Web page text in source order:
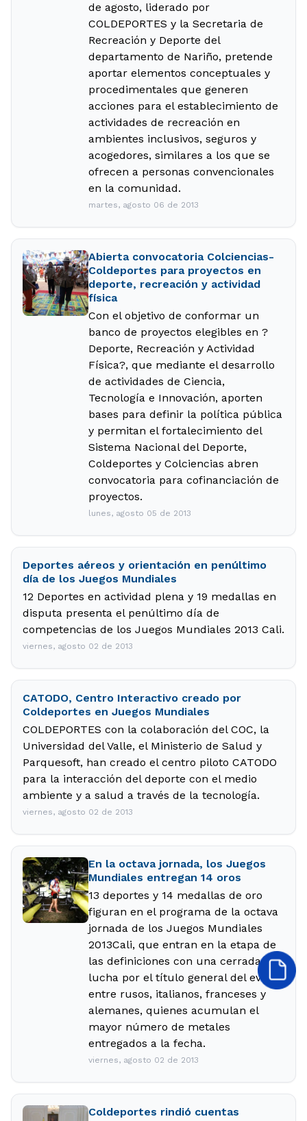
de agosto, liderado por
COLDEPORTES y la Secretaria de
Recreación y Deporte del
departamento de Nariño, pretende
aportar elementos conceptuales y
procedimentales que generen
acciones para el establecimiento de
actividades de recreación en
ambientes inclusivos, seguros y
acogedores, similares a los que se
ofrecen a personas convencionales
en la comunidad.
martes, agosto 06 de 2013
Abierta convocatoria Colciencias-
Coldeportes para proyectos en
deporte, recreación y actividad
física
Con el objetivo de conformar un
banco de proyectos elegibles en ?
Deporte, Recreación y Actividad
Física?, que mediante el desarrollo
de actividades de Ciencia,
Tecnología e Innovación, aporten
bases para definir la política pública
y permitan el fortalecimiento del
Sistema Nacional del Deporte,
Coldeportes y Colciencias abren
convocatoria para cofinanciación de
proyectos.
lunes, agosto 05 de 2013
Deportes aéreos y orientación en penúltimo
día de los Juegos Mundiales
12 Deportes en actividad plena y 19 medallas en
disputa presenta el penúltimo día de
competencias de los Juegos Mundiales 2013 Cali.
viernes, agosto 02 de 2013
CATODO, Centro Interactivo creado por
Coldeportes en Juegos Mundiales
COLDEPORTES con la colaboración del COC, la
Universidad del Valle, el Ministerio de Salud y
Parquesoft, han creado el centro piloto CATODO
para la interacción del deporte con el medio
ambiente y a salud a través de la tecnología.
viernes, agosto 02 de 2013
En la octava jornada, los Juegos
Mundiales entregan 14 oros
13 deportes y 14 medallas de oro
figuran en el programa de la octava
jornada de los Juegos Mundiales
2013Cali, que entran en la etapa de
las definiciones con una cerrada
lucha por el título general del evento
entre rusos, italianos, franceses y
alemanes, quienes acumulan el
mayor número de metales
entregados a la fecha.
viernes, agosto 02 de 2013
Coldeportes rindió cuentas